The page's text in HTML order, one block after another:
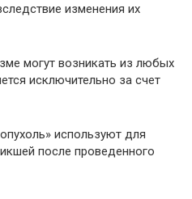
изменения их
могут возникать из любых
исключительно за счет
используют для
после проведенного